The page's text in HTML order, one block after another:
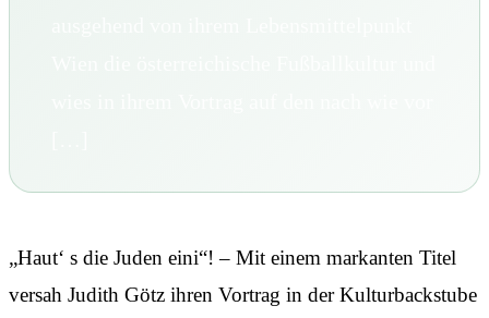
„Haut‘ s die Juden eini“! – Mit einem markanten Titel
versah Judith Götz ihren Vortrag in der Kulturbackstube